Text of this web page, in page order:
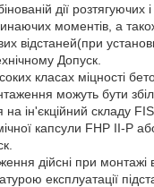
дії розтягуючих
моментів, а
відстаней(при
Допуск.
класах міцності
можуть бути
ін'єкційний складу
капсули FHP II-P
дійсні при монтажі
експлуатації